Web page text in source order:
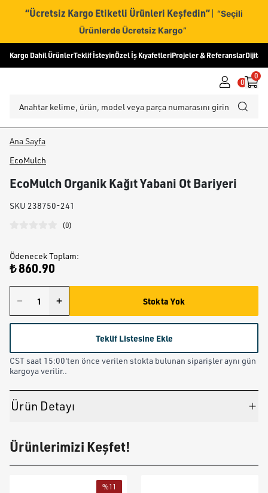
“Ücretsiz Kargo Etiketli Ürünleri Keşfedin” | “Seçili
Ürünlerde Ücretsiz Kargo”
Kargo Dahil ÜrünlerTeklif İsteyinÖzel İş KıyafetleriProjeler & ReferanslarDijital
0
0
Ana Sayfa
EcoMulch
EcoMulch Organik Kağıt Yabani Ot Bariyeri
SKU 238750-241
(0)
Ödenecek Toplam:
₺ 860.90
Stokta Yok
Teklif Listesine Ekle
CST saat 15:00'ten önce verilen stokta bulunan siparişler aynı gün
kargoya verilir..
Ürün Detayı
Ürünlerimizi Keşfet!
%11